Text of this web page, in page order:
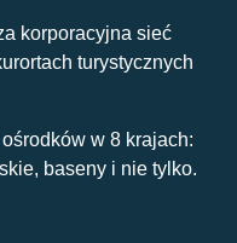
korporacyjna sieć
turystycznych
w 8 krajach:
baseny i nie tylko.